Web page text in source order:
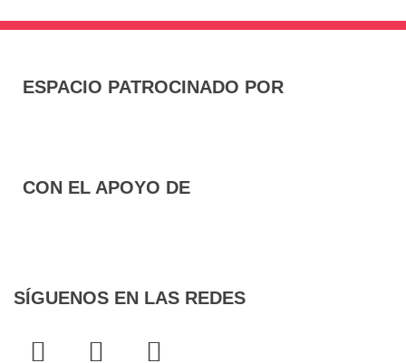
ESPACIO PATROCINADO POR
CON EL APOYO DE
SÍGUENOS EN LAS REDES
F
T
I